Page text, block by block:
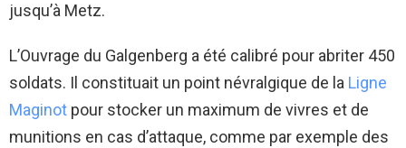
jusqu’à Metz.
L’Ouvrage du Galgenberg a été calibré pour abriter 450
soldats. Il constituait un point névralgique de la Ligne
Maginot pour stocker un maximum de vivres et de
munitions en cas d’attaque, comme par exemple des